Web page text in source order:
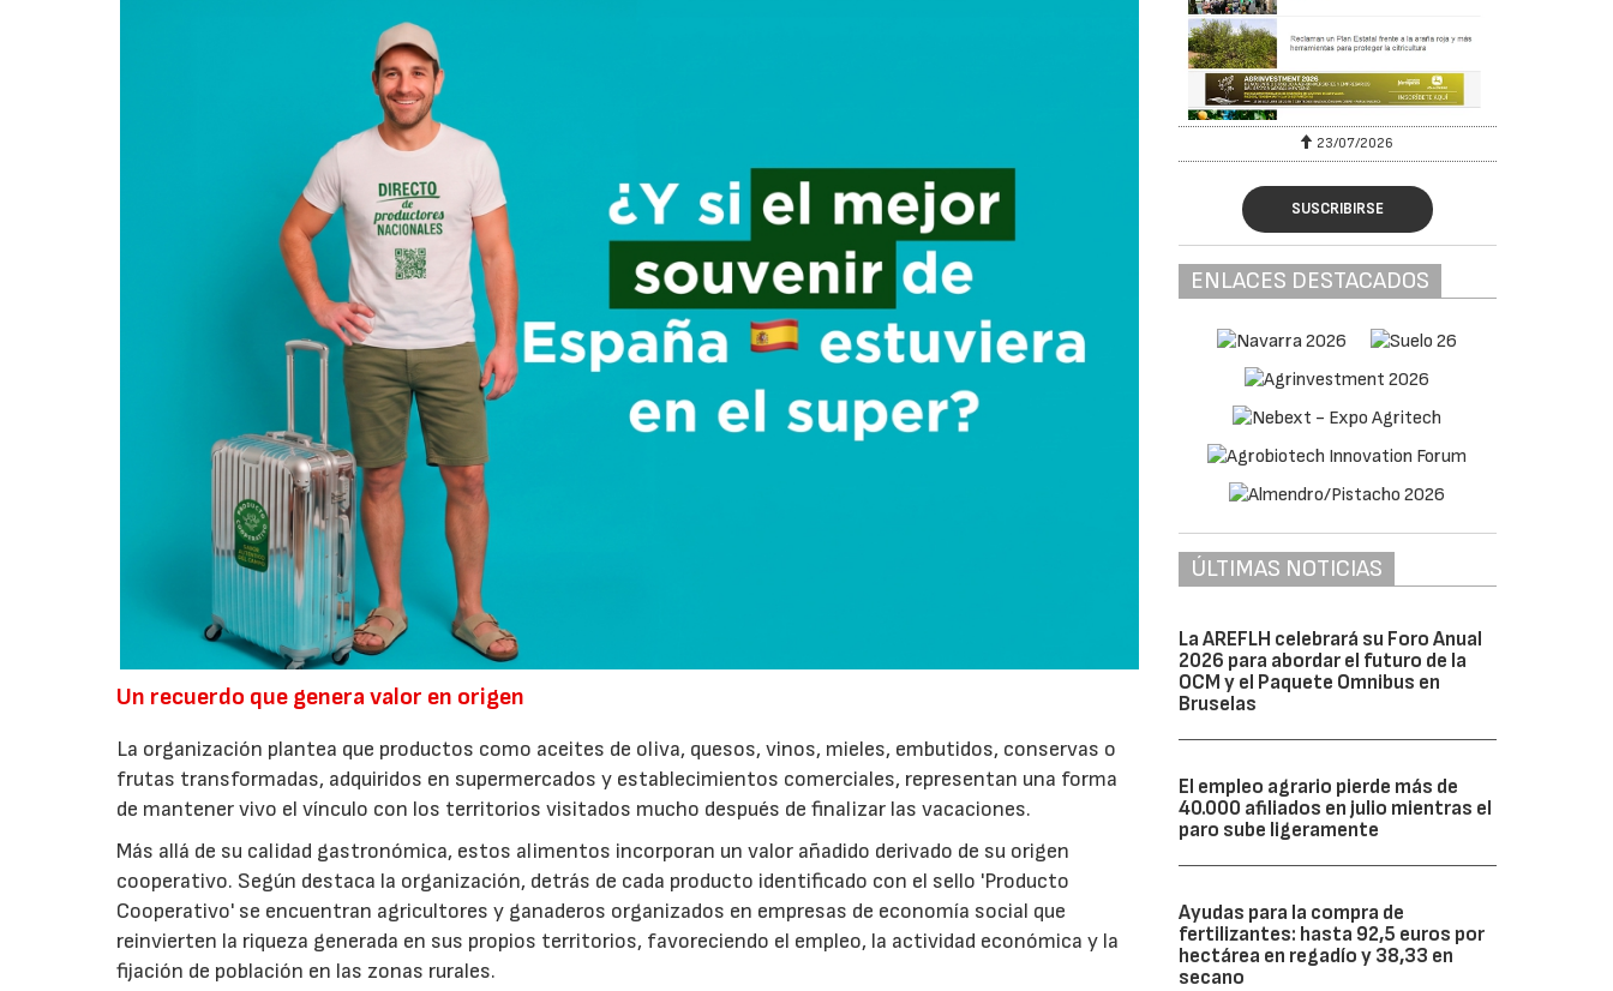
Un recuerdo que genera valor en origen
La organización plantea que productos como aceites de oliva, quesos, vinos, mieles, embutidos, conservas o
frutas transformadas, adquiridos en supermercados y establecimientos comerciales, representan una forma
de mantener vivo el vínculo con los territorios visitados mucho después de finalizar las vacaciones.
Más allá de su calidad gastronómica, estos alimentos incorporan un valor añadido derivado de su origen
cooperativo. Según destaca la organización, detrás de cada producto identificado con el sello 'Producto
Cooperativo' se encuentran agricultores y ganaderos organizados en empresas de economía social que
reinvierten la riqueza generada en sus propios territorios, favoreciendo el empleo, la actividad económica y la
fijación de población en las zonas rurales.
23/07/2026
SUSCRIBIRSE
ENLACES DESTACADOS
ÚLTIMAS NOTICIAS
La AREFLH celebrará su Foro Anual
2026 para abordar el futuro de la
OCM y el Paquete Omnibus en
Bruselas
El empleo agrario pierde más de
40.000 afiliados en julio mientras el
paro sube ligeramente
Ayudas para la compra de
fertilizantes: hasta 92,5 euros por
hectárea en regadío y 38,33 en
secano